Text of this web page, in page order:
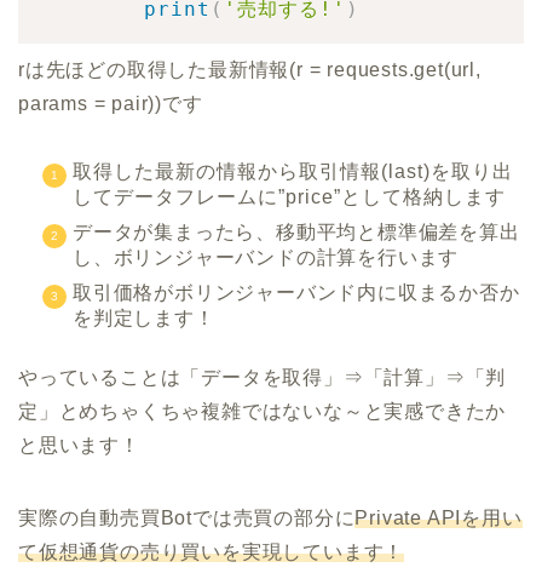
print ( '売却する!' )
rは先ほどの取得した最新情報(r = requests.get(url,
params = pair))です
取得した最新の情報から取引情報(last)を取り出
してデータフレームに”price”として格納します
データが集まったら、移動平均と標準偏差を算出
し、ボリンジャーバンドの計算を行います
取引価格がボリンジャーバンド内に収まるか否か
を判定します！
やっていることは「データを取得」⇒「計算」⇒「判
定」とめちゃくちゃ複雑ではないな～と実感できたか
と思います！
実際の自動売買Botでは売買の部分にPrivate APIを用い
て仮想通貨の売り買いを実現しています！